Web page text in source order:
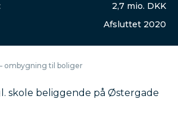
2,7 mio. DKK
Afsluttet 2020
ombygning til boliger
skole beliggende på Østergade